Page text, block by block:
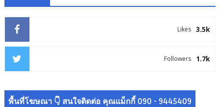
3.5k
Likes
1.7k
Followers
พื้นที่โฆษณา 👇 สนใจติดต่อ คุณแม็กกี้ 090 - 9445409